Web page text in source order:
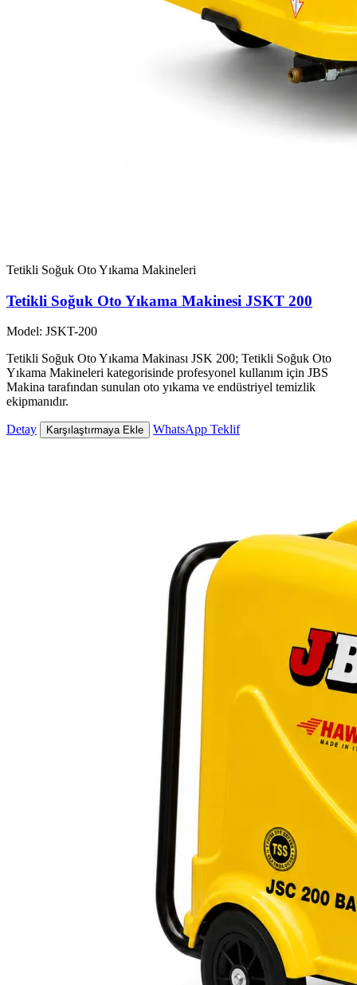
Tetikli Soğuk Oto Yıkama Makineleri
Tetikli Soğuk Oto Yıkama Makinesi JSKT 200
Model: JSKT-200
Tetikli Soğuk Oto Yıkama Makinası JSK 200; Tetikli Soğuk Oto
Yıkama Makineleri kategorisinde profesyonel kullanım için JBS
Makina tarafından sunulan oto yıkama ve endüstriyel temizlik
ekipmanıdır.
Detay Karşılaştırmaya Ekle WhatsApp Teklif